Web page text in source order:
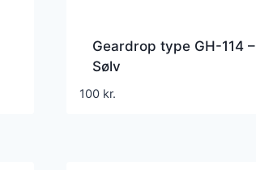
Geardrop type GH-114 –
Sølv
100 kr.